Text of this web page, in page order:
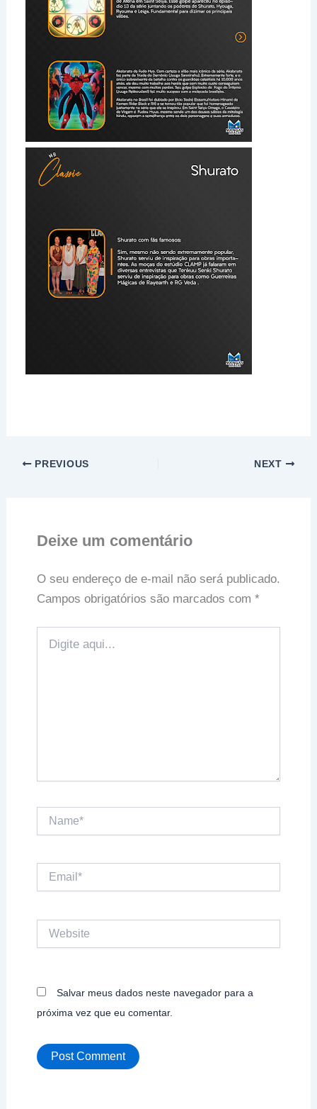
PREVIOUS NEXT
Deixe um comentário
O seu endereço de e-mail não será publicado.
Campos obrigatórios são marcados com *
aqui...
Email*
Salvar meus dados neste navegador para a
próxima vez que eu comentar.